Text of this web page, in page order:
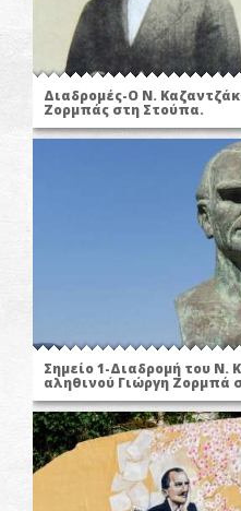
Διαδρομές-Ο N.
Ζορμπάς στη Στούπα.
Σημείο 1-Διαδρομή του Ν.
αληθινού Γιώργη Ζορμπά